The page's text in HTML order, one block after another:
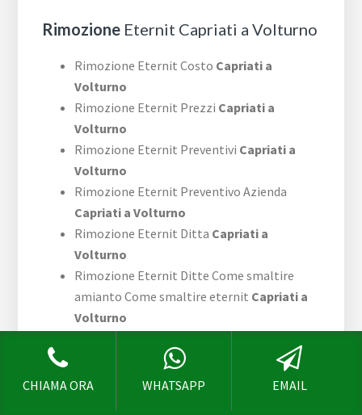
Rimozione Eternit Capriati a Volturno
Rimozione Eternit Costo Capriati a
Volturno
Rimozione Eternit Prezzi Capriati a
Volturno
Rimozione Eternit Preventivi Capriati a
Volturno
Rimozione Eternit Preventivo Azienda
Capriati a Volturno
Rimozione Eternit Ditta Capriati a
Volturno
Rimozione Eternit Ditte Come smaltire
amianto Come smaltire eternit Capriati a
Volturno
Incapsulamento
Eternit Capriati a
Volturno
CHIAMA ORA WHATSAPP EMAIL